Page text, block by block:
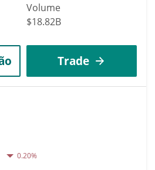
Volume
$18.82B
Trade
0.20%